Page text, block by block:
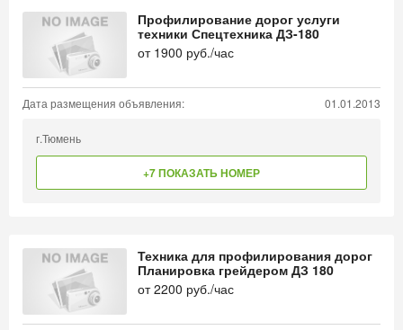
Профилирование дорог услуги
техники Спецтехника ДЗ-180
от 1900 руб./час
Дата размещения объявления: 01.01.2013
г.Тюмень
+7 ПОКАЗАТЬ НОМЕР
Техника для профилирования дорог
Планировка грейдером ДЗ 180
от2200 руб./час